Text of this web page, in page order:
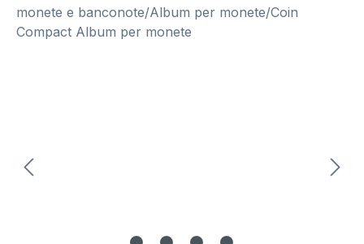
monete e banconote/Album per monete/Coin
Compact Album per monete